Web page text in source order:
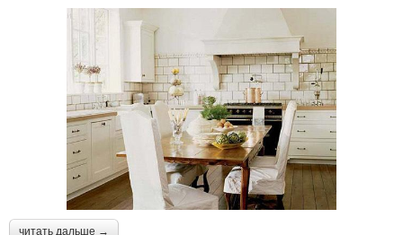
читать дальше →